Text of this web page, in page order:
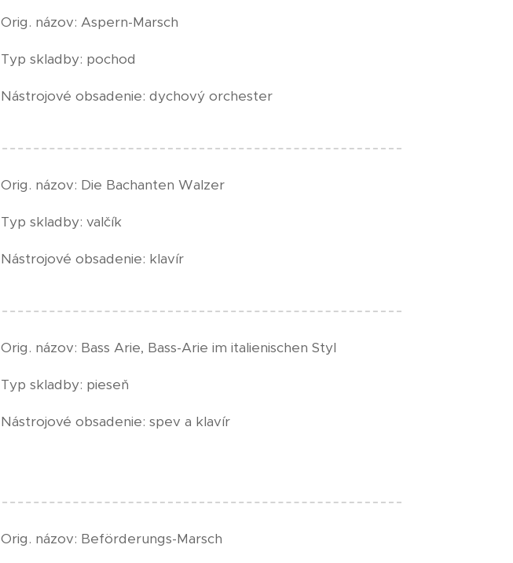
Orig. názov: Aspern-Marsch
Typ skladby: pochod
Nástrojové obsadenie: dychový orchester
Orig. názov: Die Bachanten Walzer
Typ skladby: valčík
Nástrojové obsadenie: klavír
Orig. názov: Bass Arie, Bass-Arie im italienischen Styl
Typ skladby: pieseň
Nástrojové obsadenie: spev a klavír
Orig. názov: Beförderungs-Marsch